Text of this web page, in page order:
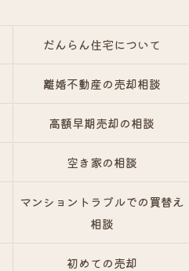
だんらん住宅について
離婚不動産の売却相談
高額早期売却の相談
空き家の相談
マンショントラブルでの買替え
相談
初めての売却